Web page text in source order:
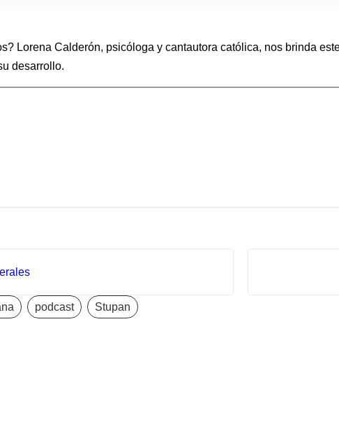
Lorena Calderón, psicóloga y cantautora católica, nos brinda
desarrollo.
podcast Stupan